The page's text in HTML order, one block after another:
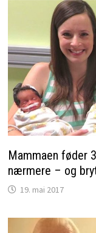
Mammaen føder
nærmere – og
19. mai 2017